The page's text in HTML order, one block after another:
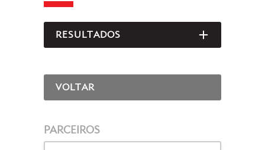
RESULTADOS
VOLTAR
PARCEIROS